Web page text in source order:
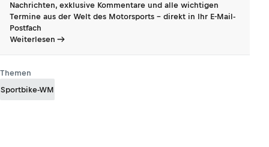
Nachrichten, exklusive Kommentare und alle wichtigen
Termine aus der Welt des Motorsports - direkt in Ihr E-Mail-
Postfach
Weiterlesen
Themen
Sportbike-WM